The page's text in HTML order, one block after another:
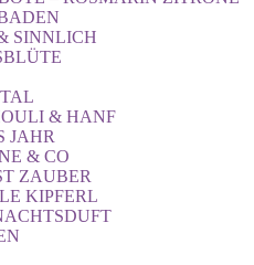
SINNLICH
& HANF
JAHR
& CO
ZAUBER
KIPFERL